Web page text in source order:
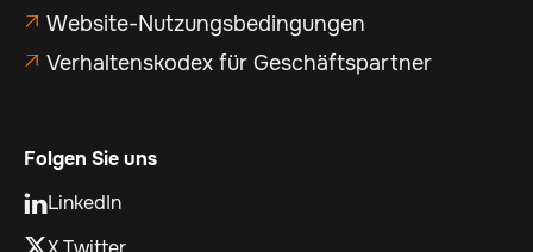
 Website-Nutzungsbedingungen
 Verhaltenskodex für Geschäftspartner
Folgen Sie uns
LinkedIn